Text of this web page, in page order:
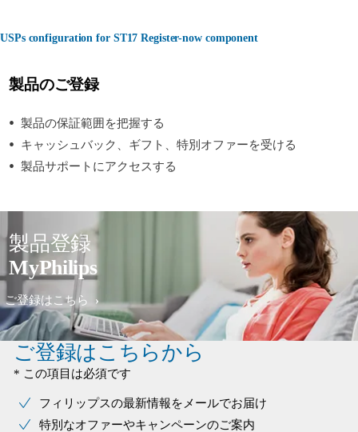
USPs configuration for ST17 Register-now component
製品のご登録
製品の保証範囲を把握する
キャッシュバック、ギフト、特別オファーを受ける
製品サポートにアクセスする
製品登録
MyPhilips
ご登録はこちら
ご登録はこちらから
* この項目は必須です
フィリップスの最新情報をメールでお届け
特別なオファーやキャンペーンのご案内